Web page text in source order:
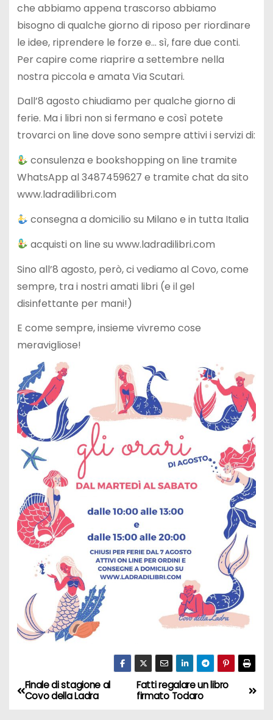
che abbiamo appena trascorso abbiamo
bisogno di qualche giorno di riposo per riordinare
le idee, riprendere le forze e… sì, fare due conti.
Per capire come riaprire a settembre nella
nostra piccola e amata Via Scutari.
Dall’8 agosto chiudiamo per qualche giorno di
ferie. Ma i libri non si fermano e così potete
trovarci on line dove sono sempre attivi i servizi di:
consulenza e bookshopping on line tramite
WhatsApp al 3487459627 e tramite chat da sito
www.ladradilibri.com
consegna a domicilio su Milano e in tutta Italia
acquisti on line su www.ladradilibri.com
Sino all’8 agosto, però, ci vediamo al Covo, come
sempre, tra i nostri amati libri (e il gel
disinfettante per mani!)
E come sempre, insieme vivremo cose
meravigliose!
N
Fatti regalare un libro
firmato Todaro
Finale di stagione al
Covo della Ladra